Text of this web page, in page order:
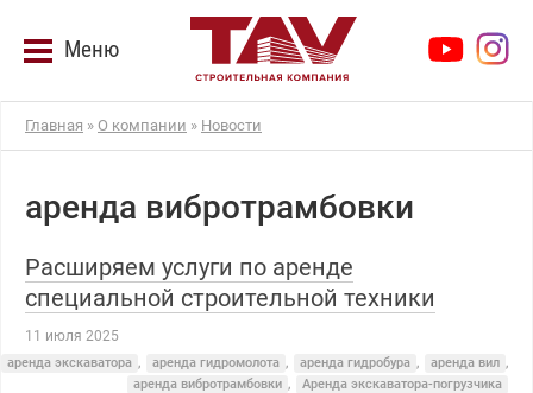
Меню
Главная » О компании » Новости
аренда вибротрамбовки
Расширяем услуги по аренде
специальной строительной техники
11 июля 2025
аренда экскаватора , аренда гидромолота , аренда гидробура , аренда вил ,
аренда вибротрамбовки , Аренда экскаватора-погрузчика